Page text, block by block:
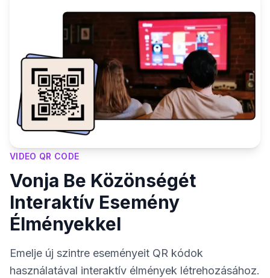
VIDEO QR CODE
Vonja Be Közönségét
Interaktív Esemény
Élményekkel
Emelje új szintre eseményeit QR kódok
használatával interaktív élmények létrehozásához.